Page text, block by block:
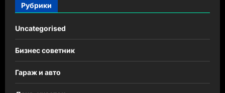
Рубрики
Uncategorised
Бизнес советник
Гараж и авто